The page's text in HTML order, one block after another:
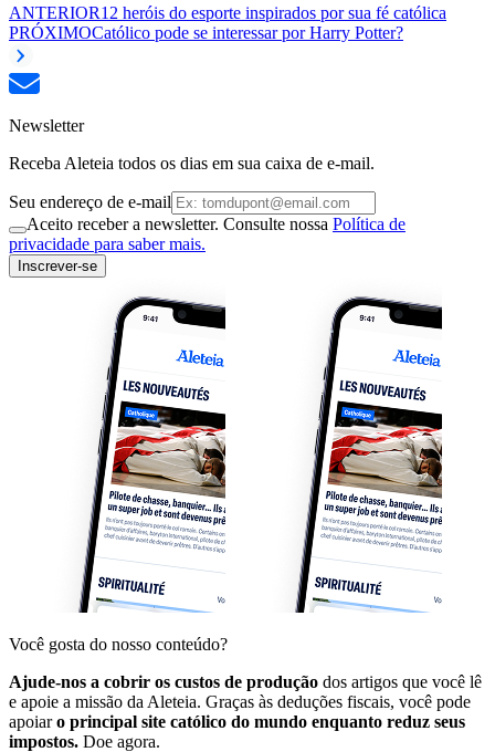
ANTERIOR12 heróis do esporte inspirados por sua fé católica
PRÓXIMOCatólico pode se interessar por Harry Potter?
Newsletter
Receba Aleteia todos os dias em sua caixa de e-mail.
Seu endereço de e-mail
Aceito receber a newsletter. Consulte nossa Política de
privacidade para saber mais.
Inscrever-se
Você gosta do nosso conteúdo?
Ajude-nos a cobrir os custos de produção dos artigos que você lê
e apoie a missão da Aleteia. Graças às deduções fiscais, você pode
apoiaro principal site católico do mundo enquanto reduz seus
impostos. Doe agora.